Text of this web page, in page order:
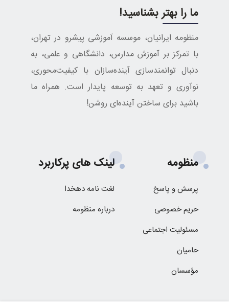
ما را بهتر بشناسید!
منظومه ایرانیان، موسسه آموزشی پیشرو در تهران،
با تمرکز بر آموزش مدارس، دانشگاهی و علمی، به
دنبال توانمندسازی آینده‌سازان با کیفیت‌محوری،
نوآوری و تعهد به توسعه پایدار است. همراه ما
باشید برای ساختن آینده‌ای روشن!
منظومه
پرسش و پاسخ
حریم خصوصی
مسئولیت اجتماعی
حامیان
مؤسسان
لینک های پرکاربرد
لغت نامه دهخدا
درباره منظومه